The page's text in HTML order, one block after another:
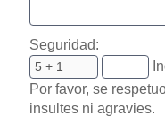
Seguridad:
Por favor, se
insultes ni agravies.